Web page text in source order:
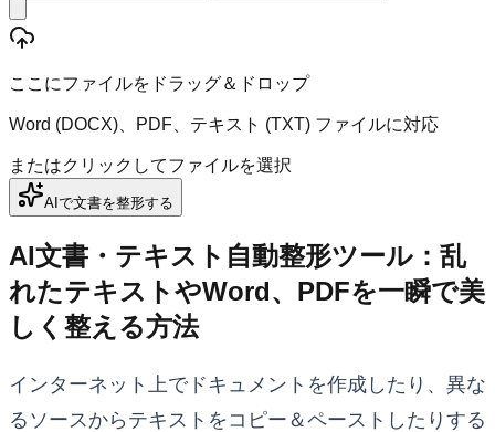
ここにファイルをドラッグ＆ドロップ
Word (DOCX)、PDF、テキスト (TXT) ファイルに対応
またはクリックしてファイルを選択
AIで文書を整形する
AI文書・テキスト自動整形ツール：乱
れたテキストやWord、PDFを一瞬で美
しく整える方法
インターネット上でドキュメントを作成したり、異な
るソースからテキストをコピー＆ペーストしたりする